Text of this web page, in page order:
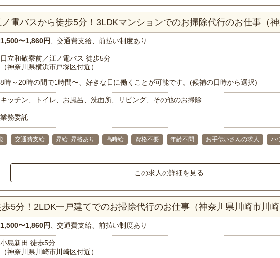
電バスから徒歩5分！3LDKマンションでのお掃除代行のお仕事（
1,500〜1,860円 、交通費支給、前払い制度あり
日立和敬寮前／江ノ電バス 徒歩5分
（神奈川県横浜市戸塚区付近）
8時～20時の間で1時間〜、好きな日に働くことが可能です。(候補の日時から選択)
キッチン、トイレ、お風呂、洗面所、リビング、その他のお掃除
業務委託
交通費支給 昇給･昇格あり 高時給 資格不要 年齢不問 お手伝いさんの求人
ハ
この求人の詳細を見る
5分！2LDK一戸建てでのお掃除代行のお仕事（神奈川県川崎市川
1,500〜1,860円 、交通費支給、前払い制度あり
小島新田 徒歩5分
（神奈川県川崎市川崎区付近）